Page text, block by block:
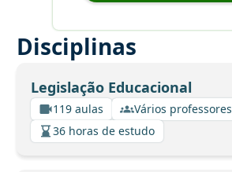
Disciplinas
Legislação Educacional
119 aulas
Vários professores
36 horas de estudo